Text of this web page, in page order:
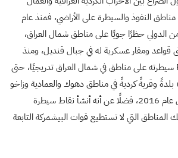
مناطق النفوذ والسيطرة على الأراضي، فمنذ عام
الدولي حظرًا جويًا على مناطق شمال العراق،
قواعد ومقار عسكرية له في جبال قنديل، ومنذ
تلك الحقبة وسَّع الـPKK سيطرته على مناطق في شمال العراق تدريجيًا، حتى
على 657 بلدةً وقريةً كرديةً في مناطق دهوك والعمادية وزاخو
والزاب وقنديل مع حلول عام 2016، فضلًا عن أنه أنشأ نقاط سيطرة
التي لا تستطيع قوات البيشمركة التابعة